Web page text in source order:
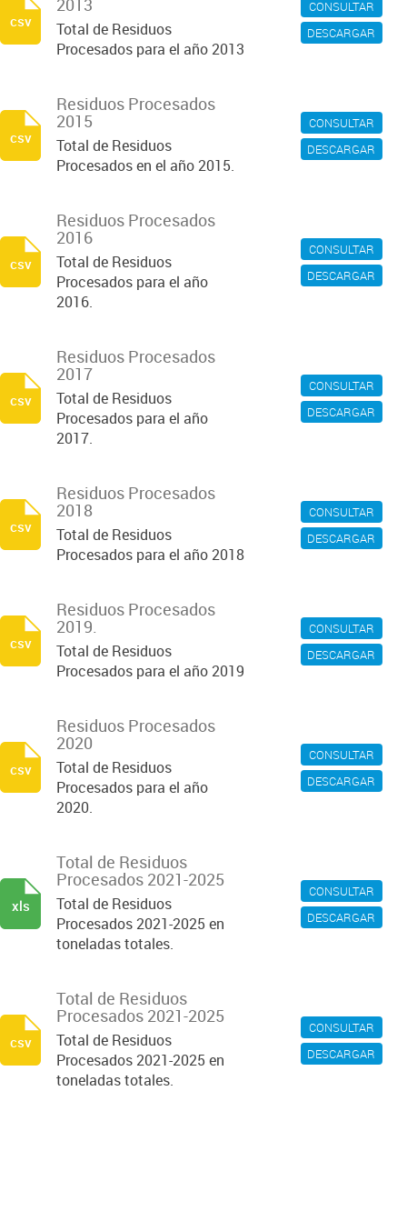
CONSULTAR
DESCARGAR
2013
Total de Residuos
Procesados para el año 2013
csv
CONSULTAR
DESCARGAR
Residuos Procesados
2015
Total de Residuos
Procesados en el año 2015.
csv
CONSULTAR
DESCARGAR
Residuos Procesados
2016
Total de Residuos
Procesados para el año
2016.
csv
CONSULTAR
DESCARGAR
Residuos Procesados
2017
Total de Residuos
Procesados para el año
2017.
csv
CONSULTAR
DESCARGAR
Residuos Procesados
2018
Total de Residuos
Procesados para el año 2018
csv
CONSULTAR
DESCARGAR
Residuos Procesados
2019.
Total de Residuos
Procesados para el año 2019
csv
CONSULTAR
DESCARGAR
Residuos Procesados
2020
Total de Residuos
Procesados para el año
2020.
csv
CONSULTAR
DESCARGAR
Total de Residuos
Procesados 2021-2025
Total de Residuos
Procesados 2021-2025 en
toneladas totales.
xls
CONSULTAR
DESCARGAR
Total de Residuos
Procesados 2021-2025
Total de Residuos
Procesados 2021-2025 en
toneladas totales.
csv